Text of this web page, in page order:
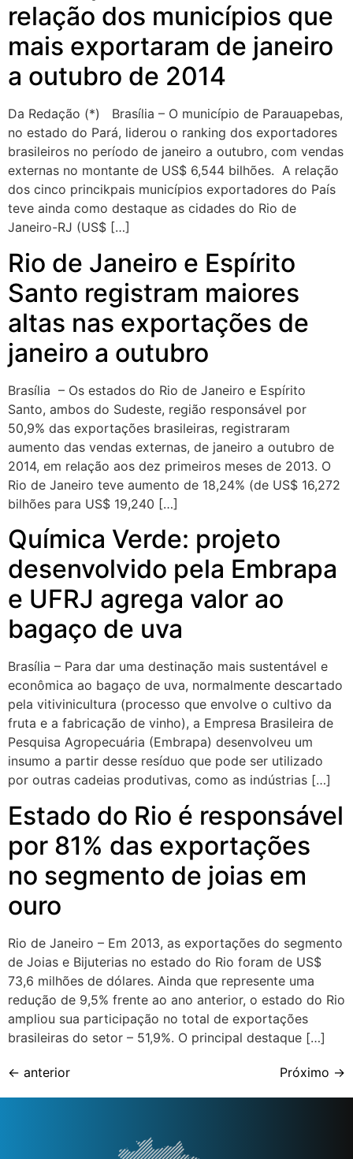
relação dos municípios que
mais exportaram de janeiro
a outubro de 2014
Da Redação (*) Brasília – O município de Parauapebas,
no estado do Pará, liderou o ranking dos exportadores
brasileiros no período de janeiro a outubro, com vendas
externas no montante de US$ 6,544 bilhões. A relação
dos cinco princikpais municípios exportadores do País
teve ainda como destaque as cidades do Rio de
Janeiro-RJ (US$ […]
Rio de Janeiro e Espírito
Santo registram maiores
altas nas exportações de
janeiro a outubro
Brasília – Os estados do Rio de Janeiro e Espírito
Santo, ambos do Sudeste, região responsável por
50,9% das exportações brasileiras, registraram
aumento das vendas externas, de janeiro a outubro de
2014, em relação aos dez primeiros meses de 2013. O
Rio de Janeiro teve aumento de 18,24% (de US$ 16,272
bilhões para US$ 19,240 […]
Química Verde: projeto
desenvolvido pela Embrapa
e UFRJ agrega valor ao
bagaço de uva
Brasília – Para dar uma destinação mais sustentável e
econômica ao bagaço de uva, normalmente descartado
pela vitivinicultura (processo que envolve o cultivo da
fruta e a fabricação de vinho), a Empresa Brasileira de
Pesquisa Agropecuária (Embrapa) desenvolveu um
insumo a partir desse resíduo que pode ser utilizado
por outras cadeias produtivas, como as indústrias […]
Estado do Rio é responsável
por 81% das exportações
no segmento de joias em
ouro
Rio de Janeiro – Em 2013, as exportações do segmento
de Joias e Bijuterias no estado do Rio foram de US$
73,6 milhões de dólares. Ainda que represente uma
redução de 9,5% frente ao ano anterior, o estado do Rio
ampliou sua participação no total de exportações
brasileiras do setor – 51,9%. O principal destaque […]
← anterior Próximo →